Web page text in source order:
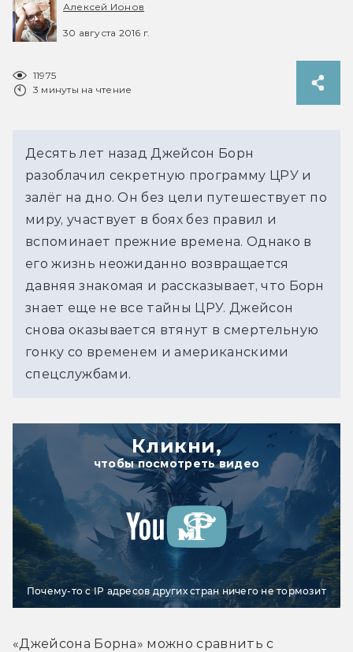
Алексей Ионов
30 августа 2016 г.
11975
3 минуты на чтение
Десять лет назад Джейсон Борн
разоблачил секретную программу ЦРУ и
залёг на дно. Он без цели путешествует по
миру, участвует в боях без правил и
вспоминает прежние времена. Однако в
его жизнь неожиданно возвращается
давняя знакомая и рассказывает, что Борн
знает еще не все тайны ЦРУ. Джейсон
снова оказывается втянут в смертельную
гонку со временем и американскими
спецслужбами.
Кликни,
чтобы посмотреть видео
Почему-то с IP адресов других стран ничего не тормозит
«Джейсона Борна» можно сравнить с